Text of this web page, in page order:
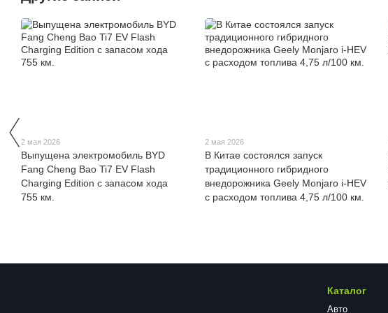
2 мая 2026
Выпущена электромобиль BYD
Fang Cheng Bao Ti7 EV Flash
Charging Edition с запасом хода
755 км.
2 мая 2026
В Китае состоялся запуск
традиционного гибридного
внедорожника Geely Monjaro i-HEV
с расходом топлива 4,75 л/100 км.
Каталог
Авто